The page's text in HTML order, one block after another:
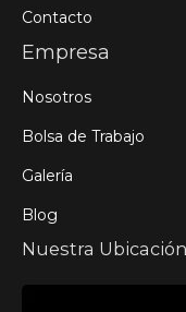
Contacto
Empresa
Nosotros
Bolsa de Trabajo
Galería
Blog
Nuestra Ubicación